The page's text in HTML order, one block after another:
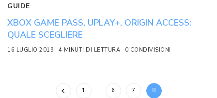
GUIDE
XBOX GAME PASS, UPLAY+, ORIGIN ACCESS:
QUALE SCEGLIERE
16 LUGLIO 2019 4 MINUTI DI LETTURA 0 CONDIVISIONI
1 … 6 7 8